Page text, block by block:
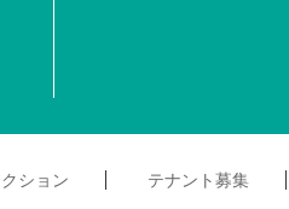
ション
テナント募集